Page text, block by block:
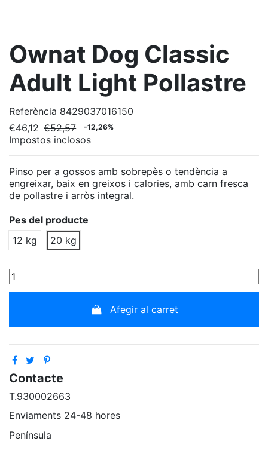
Ownat Dog Classic
Adult Light Pollastre
Referència 8429037016150
€46,12 €52,57 -12,26%
Impostos inclosos
Pinso per a gossos amb sobrepès o tendència a
engreixar, baix en greixos i calories, amb carn fresca
de pollastre i arròs integral.
Pes del producte
12 kg
20 kg
Afegir al carret
Contacte
T.930002663
Enviaments 24-48 hores
Península